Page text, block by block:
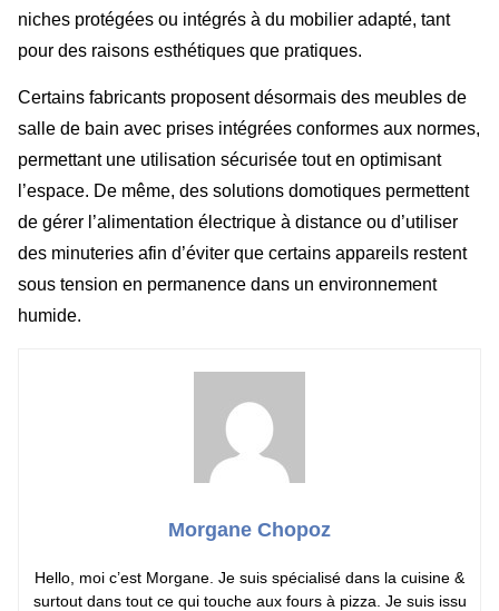
niches protégées ou intégrés à du mobilier adapté, tant
pour des raisons esthétiques que pratiques.
Certains fabricants proposent désormais des meubles de
salle de bain avec prises intégrées conformes aux normes,
permettant une utilisation sécurisée tout en optimisant
l’espace. De même, des solutions domotiques permettent
de gérer l’alimentation électrique à distance ou d’utiliser
des minuteries afin d’éviter que certains appareils restent
sous tension en permanence dans un environnement
humide.
Morgane Chopoz
Hello, moi c’est Morgane. Je suis spécialisé dans la cuisine &
surtout dans tout ce qui touche aux fours à pizza. Je suis issu